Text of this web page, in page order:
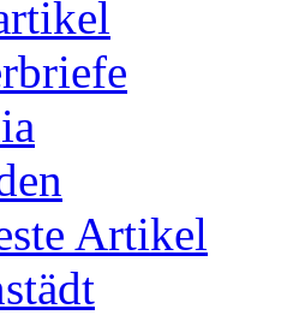
Artikel